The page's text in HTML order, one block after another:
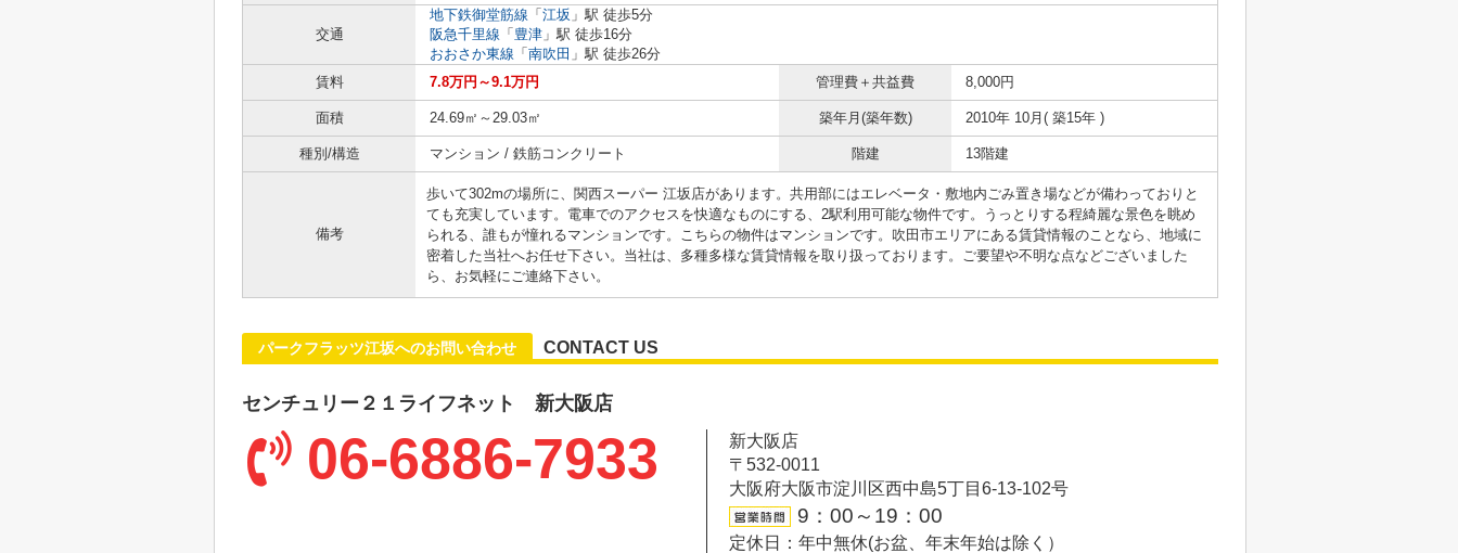
交通
地下鉄御堂筋線 「 江坂 」駅 徒歩5分
阪急千里線 「 豊津 」駅 徒歩16分
おおさか東線 「 南吹田 」駅 徒歩26分
賃料
7.8万円～9.1万円 管理費＋共益費 8,000円
面積 24.69㎡～29.03㎡ 築年月(築年数) 2010年 10月( 築15年 )
種別/構造 マンション / 鉄筋コンクリート 階建 13階建
備考
歩いて302mの場所に、関西スーパー 江坂店があります。共用部にはエレベータ・敷地内ごみ置き場などが備わっておりと
ても充実しています。電車でのアクセスを快適なものにする、2駅利用可能な物件です。うっとりする程綺麗な景色を眺め
られる、誰もが憧れるマンションです。こちらの物件はマンションです。吹田市エリアにある賃貸情報のことなら、地域に
密着した当社へお任せ下さい。当社は、多種多様な賃貸情報を取り扱っております。ご要望や不明な点などございました
ら、お気軽にご連絡下さい。
パークフラッツ江坂へのお問い合わせ CONTACT US
センチュリー２１ライフネット 新大阪店
06-6886-7933
新大阪店
〒532-0011
大阪府大阪市淀川区西中島5丁目6-13-102号
9：00～19：00
定休日：年中無休(お盆、年末年始は除く）